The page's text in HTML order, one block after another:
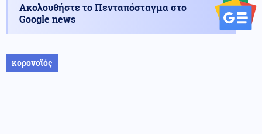
Ακολουθήστε το Πενταπόσταγμα στο
Google news
κορονοϊός